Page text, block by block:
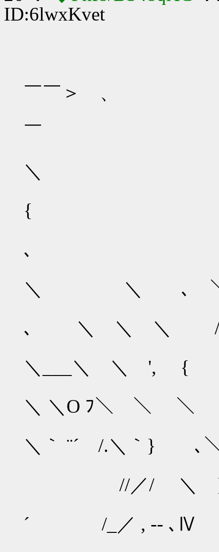
ID:6lwxKvet
￣￣＞ 、
￣ ＞
＼
{
､
＼ ＼ ､
､ ＼ ＼ ＼
＼___＼ ＼ ', {
＼ ＼Ο ﾌ＼
＼｀ ¨´ /.＼｀} ､
//／/ ＼
´ /_／ , -- ､Ⅳ